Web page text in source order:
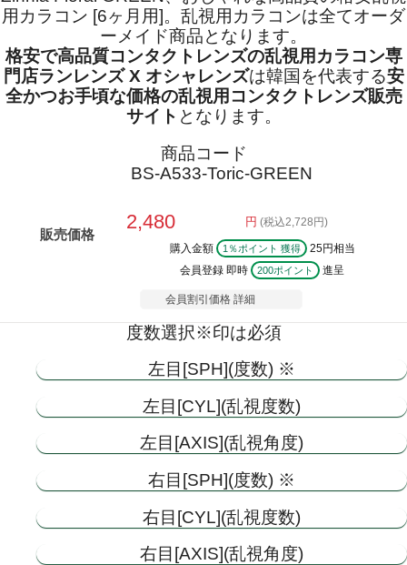
用カラコン [6ヶ月用]。乱視用カラコンは全てオーダ
ーメイド商品となります。
格安で高品質コンタクトレンズの乱視用カラコン専
門店ランレンズ X オシャレンズは韓国を代表する安
全かつお手頃な価格の乱視用コンタクトレンズ販売
サイト となります。
商品コード
BS-A533-Toric-GREEN
販売価格
2,480 円 (税込2,728円)
購入金額 1％ポイント 獲得 25円相当
会員登録 即時 200ポイント 進呈
会員割引価格 詳細
度数選択※印は必須
左目[SPH](度数) ※
左目[CYL](乱視度数)
左目[AXIS](乱視角度)
右目[SPH](度数) ※
右目[CYL](乱視度数)
右目[AXIS](乱視角度)